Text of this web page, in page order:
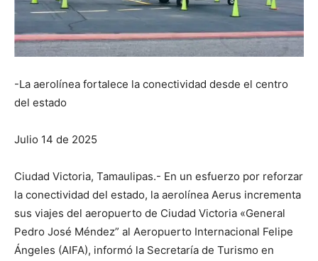
-La aerolínea fortalece la conectividad desde el centro
del estado
Julio 14 de 2025
Ciudad Victoria, Tamaulipas.- En un esfuerzo por reforzar
la conectividad del estado, la aerolínea Aerus incrementa
sus viajes del aeropuerto de Ciudad Victoria «General
Pedro José Méndez” al Aeropuerto Internacional Felipe
Ángeles (AIFA), informó la Secretaría de Turismo en